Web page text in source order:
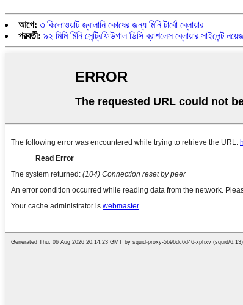
আগে: ৩ কিলোওয়াট জ্বালানি কোষের জন্য মিনি টার্বো ব্লোয়ার
পরবর্তী: ৯২ মিমি মিনি সেন্ট্রিফিউগাল ডিসি ব্রাশলেস ব্লোয়ার সাইলেন্ট